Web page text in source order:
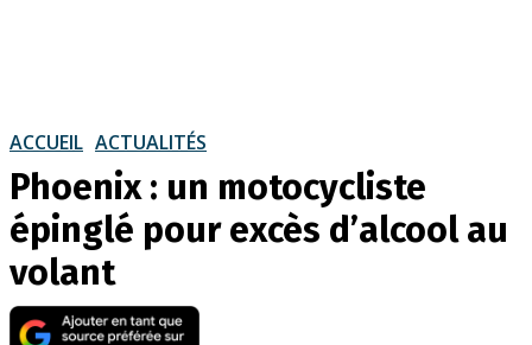
ACCUEIL ACTUALITÉS
Phoenix : un motocycliste
épinglé pour excès d’alcool au
volant